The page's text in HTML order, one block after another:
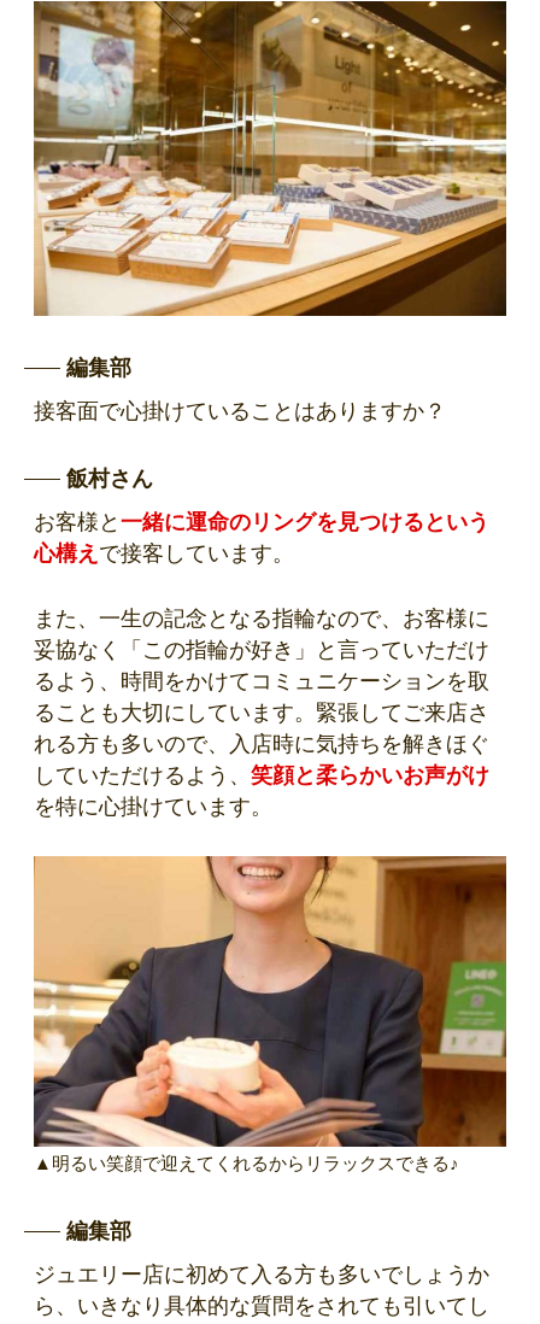
編集部
接客面で心掛けていることはありますか？
飯村さん
お客様と 一緒に運命のリングを見つけるという
心構え で接客しています。
また、一生の記念となる指輪なので、お客様に
妥協なく「この指輪が好き」と言っていただけ
るよう、時間をかけてコミュニケーションを取
ることも大切にしています。緊張してご来店さ
れる方も多いので、入店時に気持ちを解きほぐ
していただけるよう、 笑顔と柔らかいお声がけ
を特に心掛けています。
▲明るい笑顔で迎えてくれるからリラックスできる♪
編集部
ジュエリー店に初めて入る方も多いでしょうか
ら、いきなり具体的な質問をされても引いてし